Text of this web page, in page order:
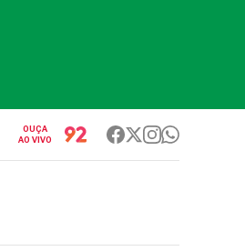
OUÇA
AO VIVO